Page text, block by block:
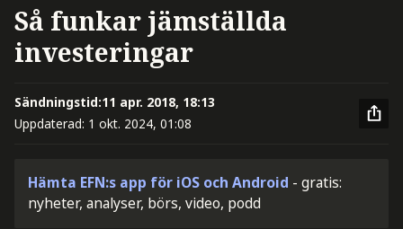
Så funkar jämställda
investeringar
Sändningstid:11 apr. 2018, 18:13
Uppdaterad: 1 okt. 2024, 01:08
Hämta EFN:s app för iOS och Android - gratis:
nyheter, analyser, börs, video, podd